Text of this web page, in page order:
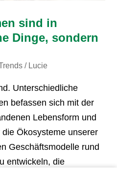
sind in
Dinge, sondern
Lucie
Unterschiedliche
befassen sich mit der
Lebensform und
Ökosysteme unserer
Geschäftsmodelle rund
entwickeln, die